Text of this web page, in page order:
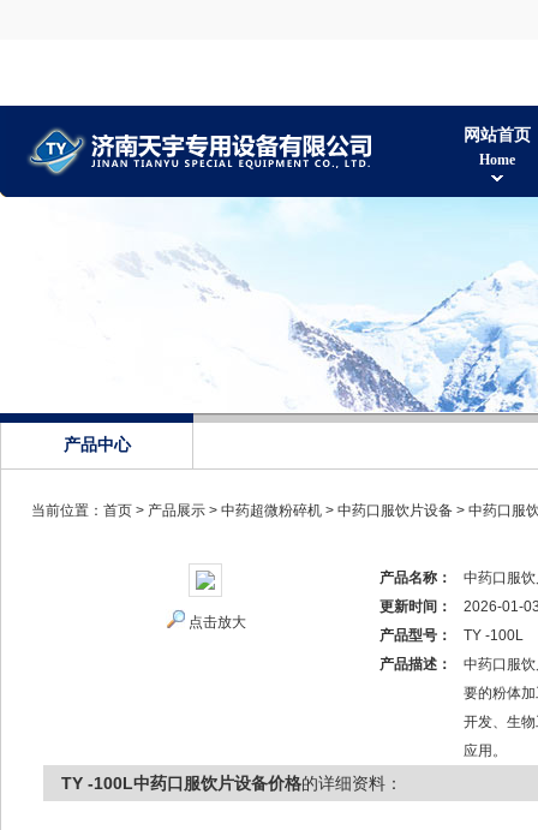
网站首页
Home
产品中心
当前位置： 首页 > 产品展示 > 中药超微粉碎机 > 中药口服饮片设备 > 中药口服
点击放大
产品名称：
中药口服
更新时间：
2026-01-
产品型号：
TY -100L
产品描述：
中药口服
要的粉体
开发、生
应用。
TY -100L中药口服饮片设备价格的详细资料：